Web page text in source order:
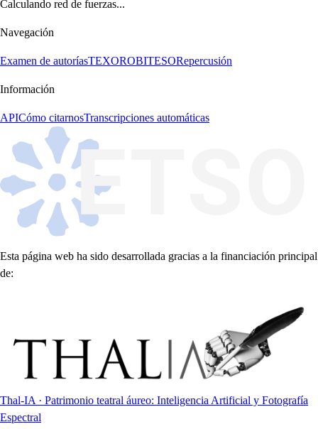
Calculando red de fuerzas...
Navegación
Examen de autoríasTEXOROBITESORepercusión
Información
APICómo citarnosTranscripciones automáticas
Esta página web ha sido desarrollada gracias a la financiación principal
de:
Thal-IA · Patrimonio teatral áureo: Inteligencia Artificial y Fotografía
Espectral